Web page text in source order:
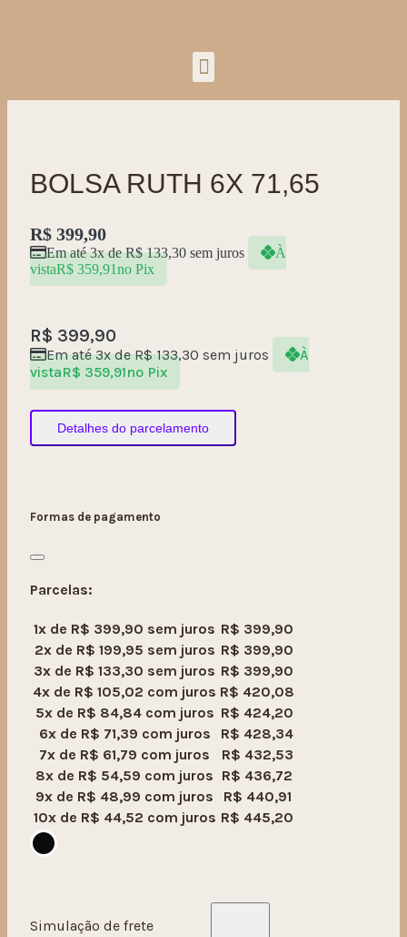
BOLSA RUTH 6X 71,65
R$ 399,90
Em até 3x deR$133,30 sem juros
À
vistaR$ 359,91no Pix
R$ 399,90
Em até 3x deR$133,30 sem juros
À
vistaR$ 359,91no Pix
Detalhes do parcelamento
Formas de pagamento
Parcelas:
1x de R$ 399,90 sem juros R$ 399,90
2x de R$ 199,95 sem juros R$ 399,90
3x de R$ 133,30 sem juros R$ 399,90
4x de R$ 105,02 com juros R$ 420,08
5x de R$ 84,84com juros R$ 424,20
6x de R$ 71,39 com juros R$ 428,34
7x de R$ 61,79 com juros R$ 432,53
8x de R$ 54,59 com juros R$ 436,72
9x de R$ 48,99 com juros R$ 440,91
10x de R$ 44,52 com juros R$ 445,20
Simulação de frete